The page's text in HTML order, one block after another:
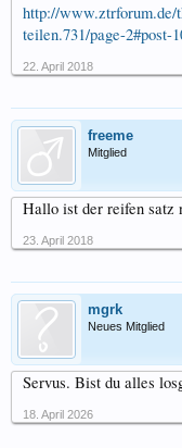
http://www.ztrforum.de/
teilen.731/page-2#post-
22. April 2018
freeme
Mitglied
Hallo ist der reifen satz
23. April 2018
mgrk
Neues Mitglied
Servus. Bist du alles
18. April 2026